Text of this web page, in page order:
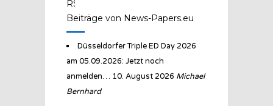
Beiträge von News-Papers.eu
Düsseldorfer Triple ED Day 2026
am 05.09.2026: Jetzt noch
anmelden… 10. August 2026 Michael
Bernhard